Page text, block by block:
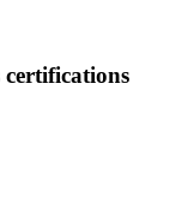
certifications